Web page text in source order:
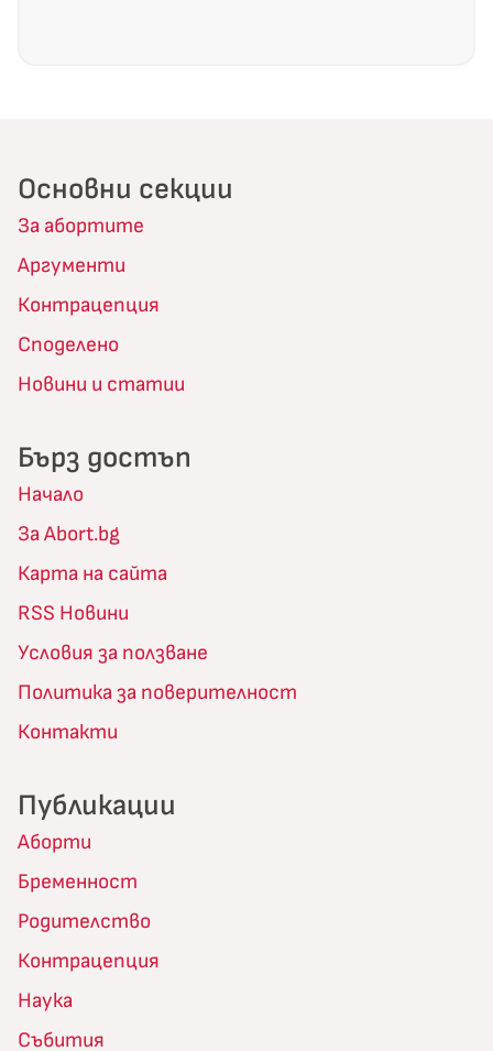
Основни секции
За абортите
Аргументи
Контрацепция
Споделено
Новини и статии
Бърз достъп
Начало
За Abort.bg
Карта на сайта
RSS Новини
Условия за ползване
Политика за поверителност
Контакти
Публикации
Аборти
Бременност
Родителство
Контрацепция
Наука
Събития